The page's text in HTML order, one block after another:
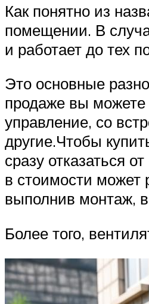
Как понятно из
помещении. В
и работает до тех
Это основные
продаже вы
управление, со
другие.Чтобы
сразу отказаться
в стоимости может
выполнив монтаж,
Более того,